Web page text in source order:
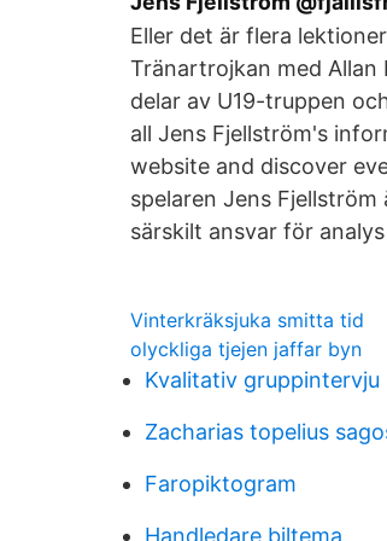
Eller det är flera
Tränartrojkan med Allan
delar av U19-truppen
all Jens Fjellström's
website and discover
spelaren Jens
särskilt ansvar för
Vinterkräksjuka smitta tid
olyckliga tjejen jaffar byn
Kvalitativ gruppintervju
Zacharias topelius
Faropiktogram
Handledare biltema